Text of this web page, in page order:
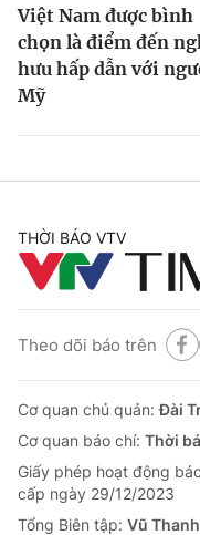
Việt Nam được bình
chọn là điểm đến
hưu hấp dẫn với
Mỹ
THỜI BÁO VTV
Theo dõi báo trên
Cơ quan chủ quản:Đài
Cơ quan báo chí: Thời
Giấy phép hoạt động
cấp ngày 29/12/2023
Tổng Biên tập: Vũ